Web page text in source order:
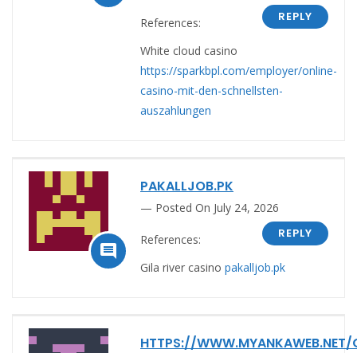
REPLY
References:
White cloud casino
https://sparkbpl.com/employer/online-
casino-mit-den-schnellsten-
auszahlungen

PAKALLJOB.PK
Posted On July 24, 2026
REPLY
References:
Gila river casino pakalljob.pk
HTTPS://